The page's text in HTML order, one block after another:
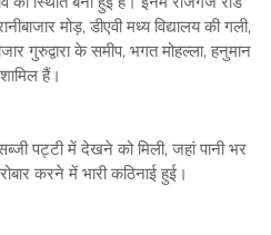
मोड़, डीएवी मध्य विद्यालय की गली,
गुरुद्वारा के समीप, भगत मोहल्ला, हनुमान
हैं।
पट्टी में देखने को मिली, जहां पानी भर
करने में भारी कठिनाई हुई।